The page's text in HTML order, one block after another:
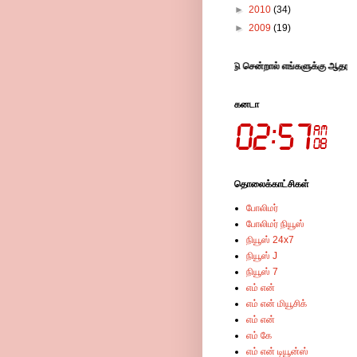
► 2010 (34)
► 2009 (19)
விளம்பரங்களில் கிளிக் செய்து விட்டு சென்றால் எங்களுக்கு ஆதரவாக இருக்கும்
கனடா
தொலைக்காட்சிகள்
போலிமர்
போலிமர் நியூஸ்
நியூஸ் 24x7
நியூஸ் J
நியூஸ் 7
எம் என்
எம் என் மியூசிக்
எம் என்
எம் கே
எம் என் டியூன்ஸ்